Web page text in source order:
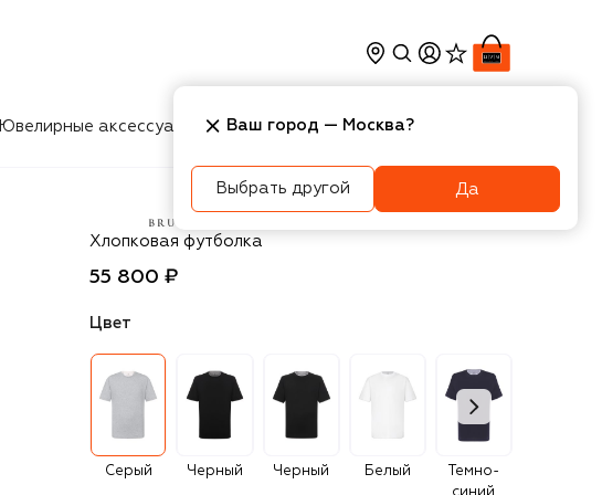
Ювелирные аксессуары Косметика Интерьер
Brunello Cucinelli
Хлопковая футболка
55 800 ₽
Цвет
Серый Черный Черный Белый
Темно-
Ваш город — Москва?
Выбрать другой Да